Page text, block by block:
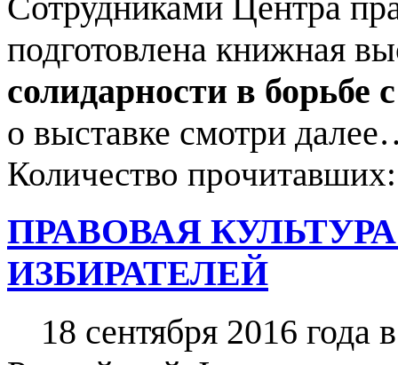
подготовлена книжная
солидарности в борьбе
о выставке смотри
Количество
ПРАВОВАЯ
ИЗБИРАТЕЛЕЙ
18 сентября 2016 года